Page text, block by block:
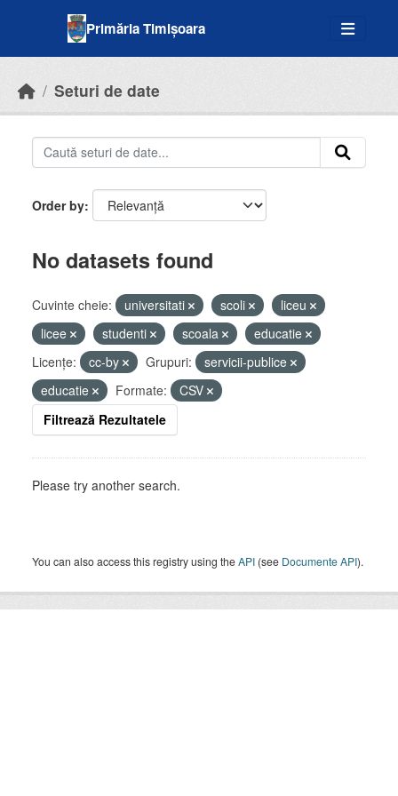
Primăria Timișoara
Seturi de date
Order by
No datasets found
Cuvinte cheie: universitati scoli
liceu
licee
studenti scoala
educatie
Licenţe:
cc-by Grupuri:
servicii-publice
educatie
Formate:
CSV
Filtrează Rezultatele
Please try another search.
You can also access this registry using theAPI (see Documente API).